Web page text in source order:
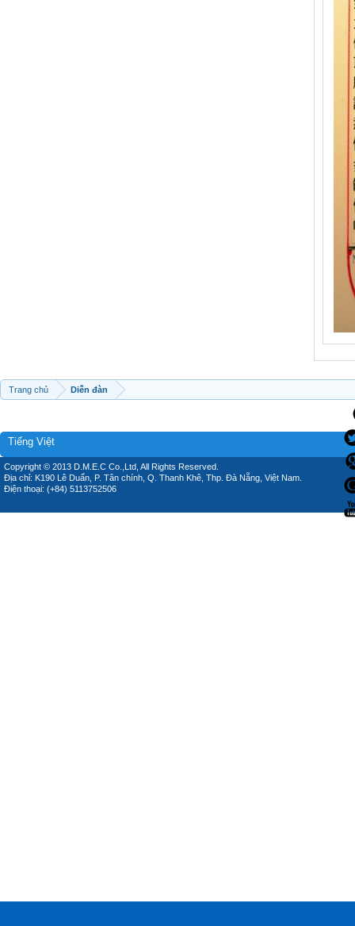
Trang chủ Diễn đàn
Tiếng Việt
Copyright © 2013 D.M.E.C Co.,Ltd, All Rights Reserved.
Địa chỉ: K190 Lê Duẩn, P. Tân chính, Q. Thanh Khê, Thp. Đà Nẵng, Việt Nam.
Điện thoại: (+84) 5113752506